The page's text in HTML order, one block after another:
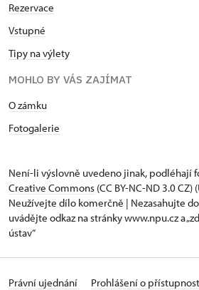
Rezervace
Vstupné
Tipy na výlety
MOHLO BY VÁS ZAJÍMAT
O zámku
Fotogalerie
Není-li výslovně uvedeno jinak, podléhají
Creative Commons (CC BY-NC-ND 3.0
Neužívejte dílo komerčně | Nezasahujte
uvádějte odkaz na stránky www.npu.cz a
ústav“
Právní ujednání Prohlášení o